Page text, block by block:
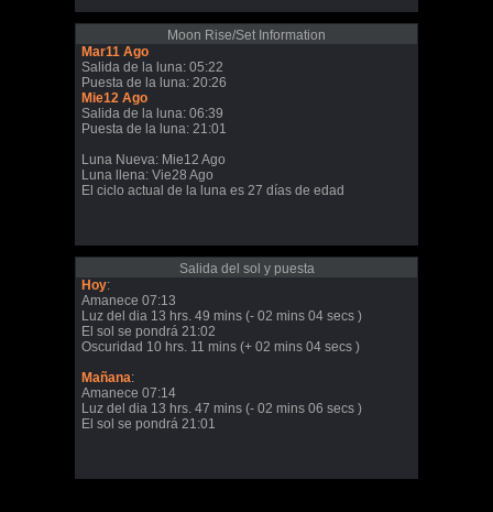
Moon Rise/Set Information
Mar11 Ago
Salida de la luna: 05:22
Puesta de la luna: 20:26
Mie12 Ago
Salida de la luna: 06:39
Puesta de la luna: 21:01
Luna Nueva: Mie12 Ago
Luna llena: Vie28 Ago
El ciclo actual de la luna es 27 días de edad
Salida del sol y puesta
Hoy:
Amanece 07:13
Luz del dia 13 hrs. 49 mins (- 02 mins 04 secs )
El sol se pondrá 21:02
Oscuridad 10 hrs. 11 mins (+ 02 mins 04 secs )
Mañana:
Amanece 07:14
Luz del dia 13 hrs. 47 mins (- 02 mins 06 secs )
El sol se pondrá 21:01